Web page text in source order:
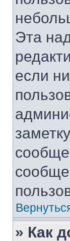
Эта
если
» Как